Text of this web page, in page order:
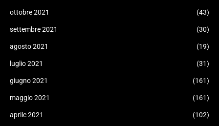
ottobre 2021 (43)
settembre 2021 (30)
agosto 2021 (19)
luglio 2021 (31)
giugno 2021 (161)
maggio 2021 (161)
aprile 2021 (102)